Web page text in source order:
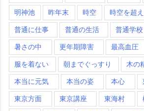
明神池 昨年末 時空 時空を超
普通に仕事 普通の生活 普通学校
暑さの中 更年期障害 最高血圧
服を着ない 朝までぐっすり 木の
本当に元気 本当の姿 本心
東京方面 東京講座 東海村